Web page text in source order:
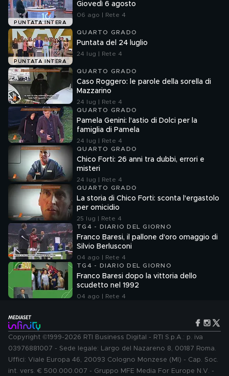
PUNTATA INTERA
Giovedì 6 agosto
06 ago | Rete 4
PUNTATA INTERA
QUARTO GRADO
Puntata del 24 luglio
24 lug | Rete 4
QUARTO GRADO
Caso Roggero: le parole della sorella di
Mazzarino
24 lug | Rete 4
QUARTO GRADO
Pamela Genini: l'astio di Dolci per la
famiglia di Pamela
24 lug | Rete 4
QUARTO GRADO
Chico Forti: 26 anni tra dubbi, errori e
misteri
24 lug | Rete 4
QUARTO GRADO
La storia di Chico Forti: sconta l'ergastolo
per omicidio
25 lug | Rete 4
TG4 - DIARIO DEL GIORNO
Franco Baresi, il pallone d'oro omaggio di
Silvio Berlusconi
04 ago | Rete 4
TG4 - DIARIO DEL GIORNO
Franco Baresi dopo la vittoria dello
scudetto nel 1992
04 ago | Rete 4
Copyright ©1999-2026 RTI Business Digital - RTI S.p.A.: p. iva
03976881007 - Sede legale: Largo del Nazareno 8, 00187 Roma.
Uffici: Viale Europa 46, 20093 Cologno Monzese (MI) - Cap. Soc.
int. vers. € 500.000.007 - Gruppo MFE Media For Europe N.V. -